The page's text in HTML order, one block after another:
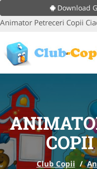
Download
Animator Petreceri Copii
Club Copii /